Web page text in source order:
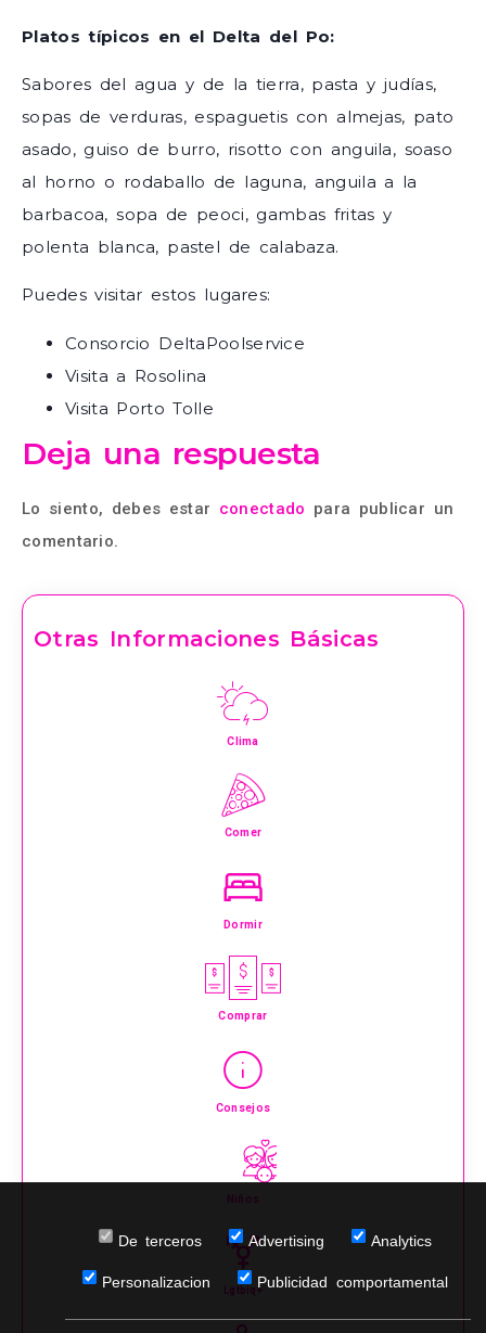
Platos típicos en el Delta del Po:
Sabores del agua y de la tierra, pasta y judías,
sopas de verduras, espaguetis con almejas, pato
asado, guiso de burro, risotto con anguila, soaso
al horno o rodaballo de laguna, anguila a la
barbacoa, sopa de peoci, gambas fritas y
polenta blanca, pastel de calabaza.
Puedes visitar estos lugares:
Consorcio DeltaPoolservice
Visita a Rosolina
Visita Porto Tolle
Deja una respuesta
Lo siento, debes estar conectado para publicar un
comentario.
Otras Informaciones Básicas
Clima
Comer
Dormir
Comprar
Consejos
Niños
Lgtbiq+
De terceros Advertising Analytics
Personalizacion Publicidad comportamental